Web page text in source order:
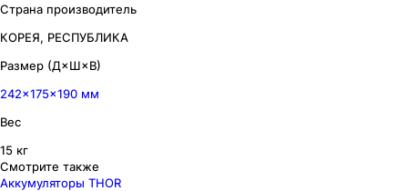
Страна производитель
КОРЕЯ, РЕСПУБЛИКА
Размер (Д×Ш×В)
242×175×190 мм
Вес
15 кг
Смотрите также
Аккумуляторы THOR